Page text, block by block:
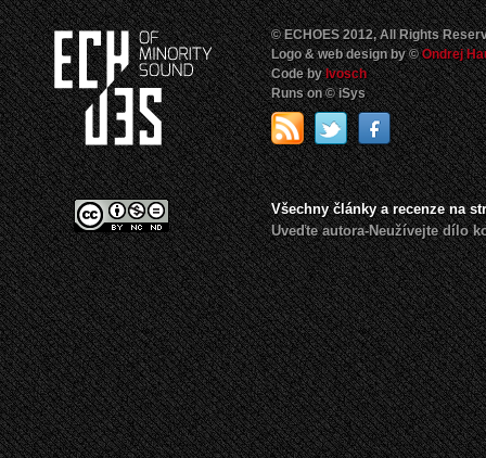
© ECHOES 2012, All Rights
Logo & web design by ©Ondrej
Code byIvosch
Runs on © iSys
Všechny články a recenze na
Uveďte autora-Neužívejte dílo